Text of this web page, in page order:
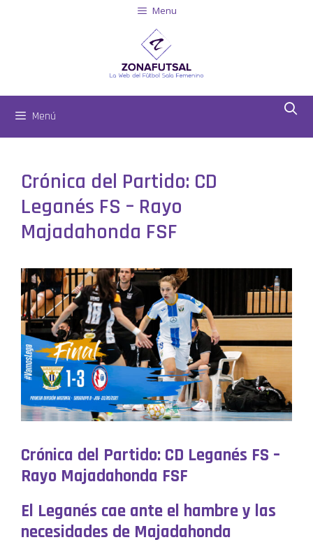
Menu
Menú
Crónica del Partido: CD
Leganés FS – Rayo
Majadahonda FSF
Crónica del Partido: CD Leganés FS –
Rayo Majadahonda FSF
El Leganés cae ante el hambre y las
necesidades de Majadahonda